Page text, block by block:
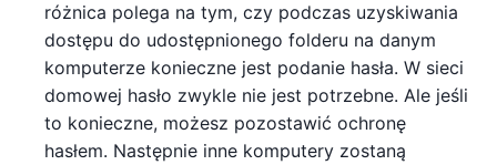
różnica polega na tym, czy podczas uzyskiwania
dostępu do udostępnionego folderu na danym
komputerze konieczne jest podanie hasła. W sieci
domowej hasło zwykle nie jest potrzebne. Ale jeśli
to konieczne, możesz pozostawić ochronę
hasłem. Następnie inne komputery zostaną